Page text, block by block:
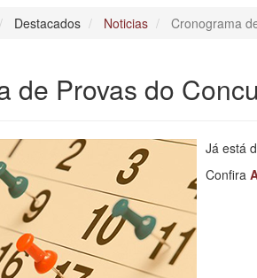
Destacados Noticias Cronograma
de Provas do
Já está
Confira